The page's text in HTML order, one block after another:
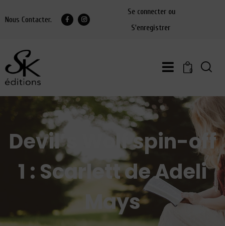
Nous Contacter.
Se connecter ou
S'enregistrer
0
Devil’s Wolf spin-off
1 : Scarlett de Adeli
Mays